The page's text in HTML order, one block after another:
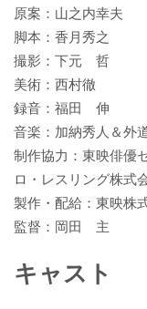
原案：山之内幸夫
脚本：香月秀之
撮影：下元 哲
美術：西村徹
録音：福田 伸
音楽：加納秀人＆外
制作協力：東映俳
ロ・レスリング株式
製作・配給：東映株
監督：岡田 主
キャスト